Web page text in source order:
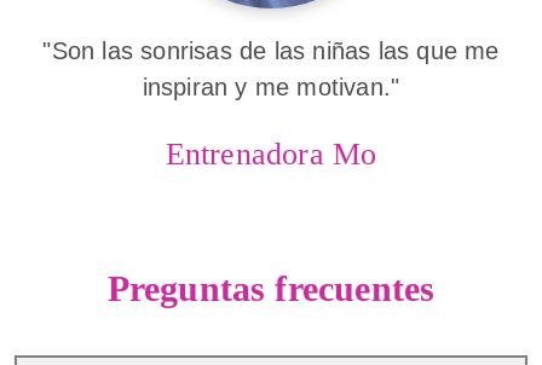
"Son las sonrisas de las niñas las que me
inspiran y me motivan."
Entrenadora Mo
Preguntas frecuentes